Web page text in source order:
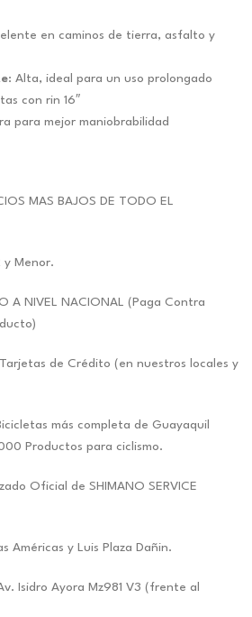
en caminos de tierra, asfalto y
: Alta, ideal para un uso prolongado
con rin 16″
para mejor maniobrabilidad
MAS BAJOS DE TODO EL
y Menor.
A NIVEL NACIONAL (Paga Contra
de Crédito (en nuestros locales y
más completa de Guayaquil
Productos para ciclismo.
Oficial de SHIMANO SERVICE
Américas y Luis Plaza Dañin.
Isidro Ayora Mz981 V3 (frente al